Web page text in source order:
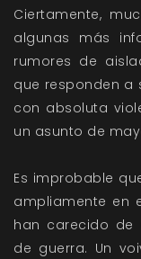
Ciertamente,
algunas más
rumores de
que responden a
con absoluta
un asunto de
Es improbable
ampliamente en
han carecido de
de guerra. Un